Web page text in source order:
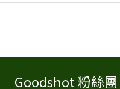
Goodshot 粉絲團